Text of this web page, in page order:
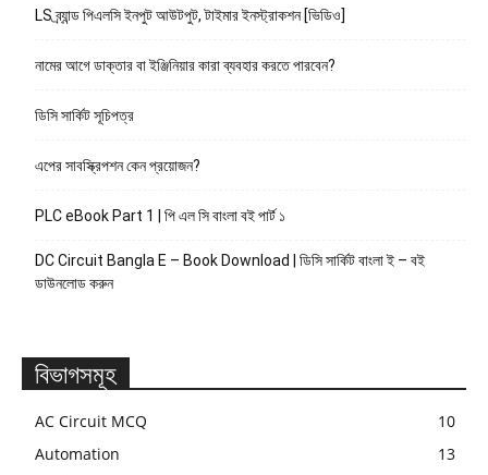
LS ব্র্যান্ড পিএলসি ইনপুট আউটপুট, টাইমার ইনস্ট্রাকশন [ভিডিও]
নামের আগে ডাক্তার বা ইঞ্জিনিয়ার কারা ব্যবহার করতে পারবেন?
ডিসি সার্কিট সূচিপত্র
এপের সাবস্ক্রিপশন কেন প্রয়োজন?
PLC eBook Part 1 | পি এল সি বাংলা বই পার্ট ১
DC Circuit Bangla E – Book Download | ডিসি সার্কিট বাংলা ই – বই
ডাউনলোড করুন
বিভাগসমূহ
AC Circuit MCQ
10
Automation
13